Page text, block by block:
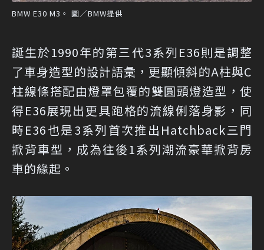
BMW E30 M3。 圖／BMW提供
誕生於1990年的第三代3系列E36則是調整
了車身造型的設計語彙，更顯傾斜的A柱與C
柱線條搭配由燈罩包覆的雙圓頭燈造型，使
得E36展現出更具跑格的流線俐落身影，同
時E36也是3系列首次推出Hatchback三門
掀背車型，成為往後1系列潮流豪華掀背房
車的緣起。